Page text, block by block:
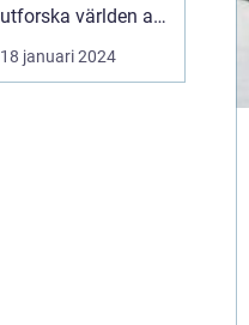
utforska världen av
Gomér och
Andersson konst,
18 januari 2024